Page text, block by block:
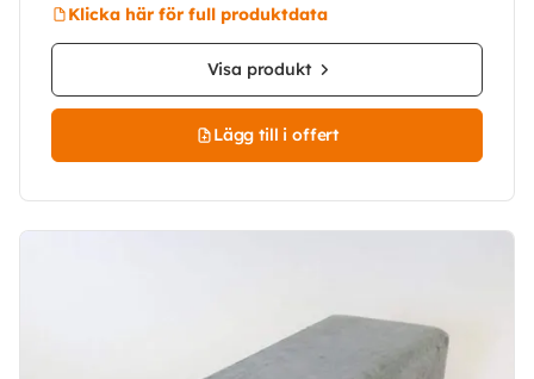
Klicka här för full produktdata
Visa produkt
Lägg till i offert